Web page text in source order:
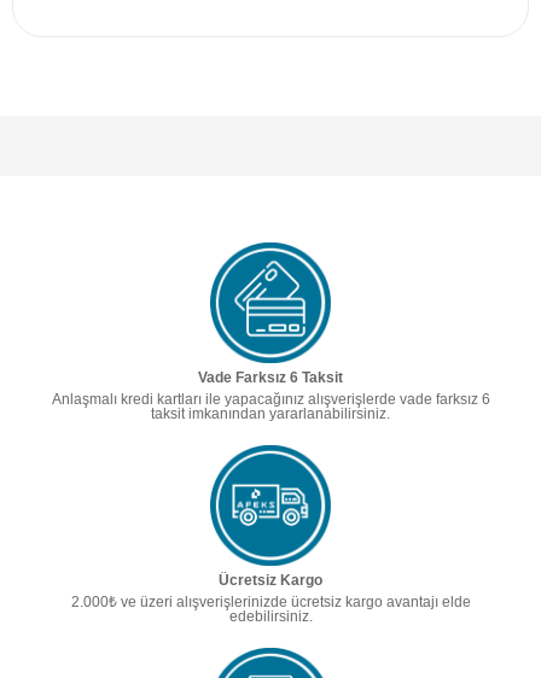
Vade Farksız 6 Taksit
Anlaşmalı kredi kartları ile yapacağınız alışverişlerde vade farksız 6
taksit imkanından yararlanabilirsiniz.
Ücretsiz Kargo
2.000₺ ve üzeri alışverişlerinizde ücretsiz kargo avantajı elde
edebilirsiniz.